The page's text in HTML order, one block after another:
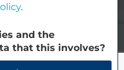
& AMERICAS Santa Engracia,
España
.
and the
that this involves?